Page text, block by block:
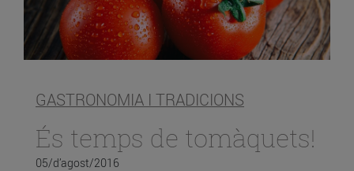
GASTRONOMIA I TRADICIONS
És temps de tomàquets!
05/d’agost/2016